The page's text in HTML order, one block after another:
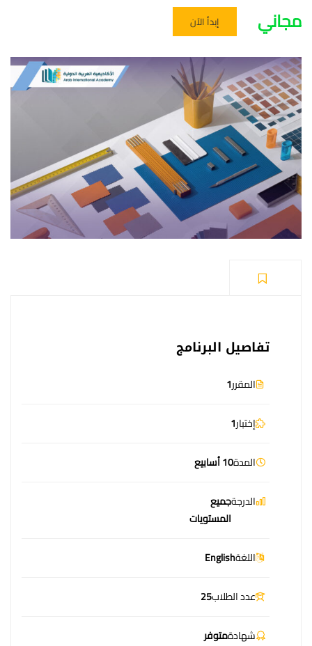
مجاني إبدأ الآن
تفاصيل البرنامج
المقرر1
إختبار1
المدة10 أسابيع
الدرجةجميع
المستويات
اللغةEnglish
عدد الطلاب25
شهادةمتوفر